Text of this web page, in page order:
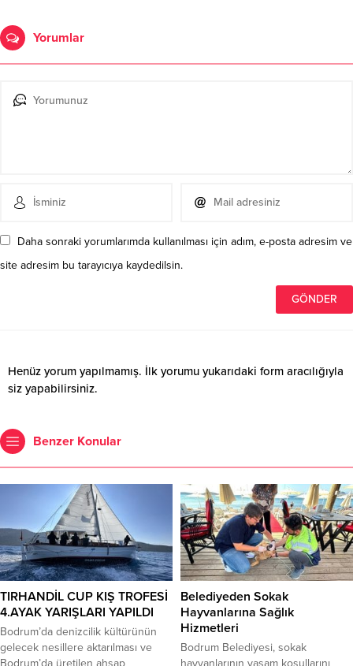
Yorumlar
Daha sonraki yorumlarımda kullanılması için adım, e-posta adresim ve
site adresim bu tarayıcıya kaydedilsin.
Henüz yorum yapılmamış. İlk yorumu yukarıdaki form aracılığıyla
siz yapabilirsiniz.
Benzer Konular
TIRHANDİL CUP KIŞ TROFESİ
4.AYAK YARIŞLARI YAPILDI
Bodrum’da denizcilik kültürünün
gelecek nesillere aktarılması ve
Bodrum’da üretilen ahşap
Belediyeden Sokak
Hayvanlarına Sağlık
Hizmetleri
Bodrum Belediyesi, sokak
hayvanlarının yaşam koşullarını